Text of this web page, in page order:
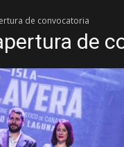
de convocatoria
de